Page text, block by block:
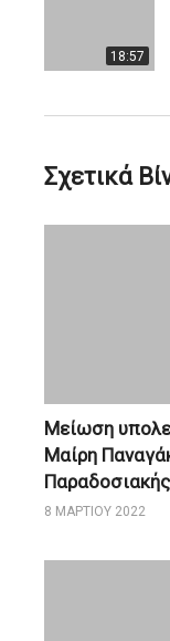
18:57
Σχετικά
Μείωση
Μαίρη
8 ΜΑΡΤΊΟΥ 2022